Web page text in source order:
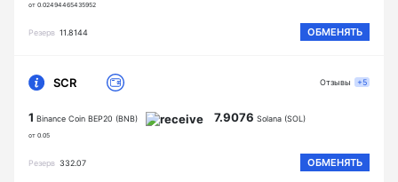
от 0.02494465435952
Резерв 11.8144 ОБМЕНЯТЬ
SCR
1 Binance Coin BEP20 (BNB)
от 0.05
7.9076 Solana (SOL)
Резерв 332.07 ОБМЕНЯТЬ
Отзывы +5